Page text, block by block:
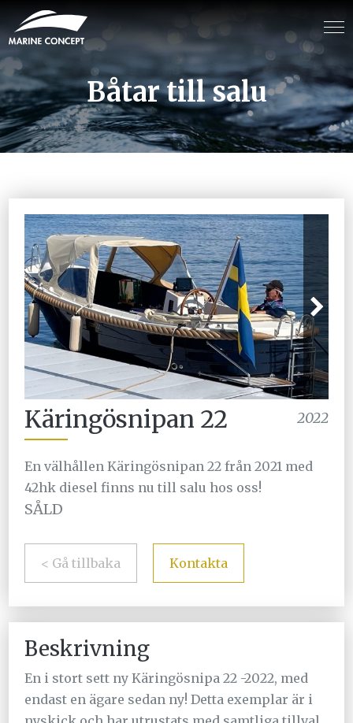
Båtar till salu
Käringösnipan 22 2022
En välhållen Käringösnipan 22 från 2021 med
42hk diesel finns nu till salu hos oss!
SÅLD
< Gå tillbaka Kontakta
Beskrivning
En i stort sett ny Käringösnipa 22 -2022, med
endast en ägare sedan ny! Detta exemplar är i